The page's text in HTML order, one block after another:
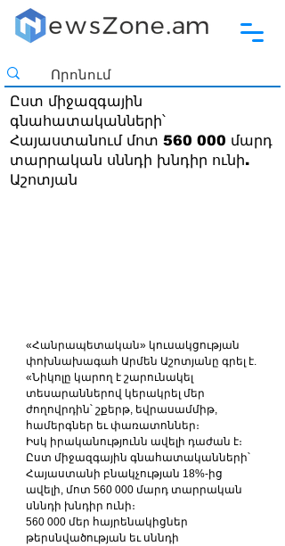
Ըստ միջազգային
գնահատականների՝
Հայաստանում մոտ 560 000 մարդ
տարրական սննդի խնդիր ունի.
Աշոտյան
«Հանրապետական» կուսակցության
փոխնախագահ Արմեն Աշոտյանը գրել է.
«Նիկոլը կարող է շարունակել
տեսարաններով կերակրել մեր
ժողովրդին՝ շքերթ, եվրասամմիթ,
համերգներ եւ փառատոններ։
Իսկ իրականությունն ավելի դաժան է։
Ըստ միջազգային գնահատականների՝
Հայաստանի բնակչության 18%-ից
ավելի, մոտ 560 000 մարդ տարրական
սննդի խնդիր ունի։
560 000 մեր հայրենակիցներ
թերսնվածության եւ սննդի